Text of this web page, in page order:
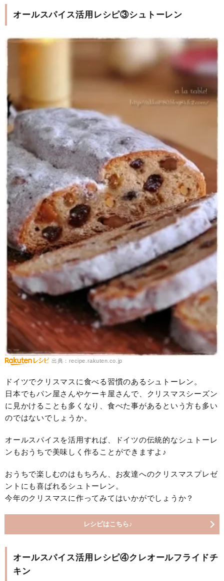
オールスパイス活用レシピ③シュトーレン
出典：recipe.rakuten.co.jp
ドイツでクリスマスに食べる習慣のあるシュトーレン。
日本でもパン屋さんやケーキ屋さんで、クリスマスシーズン
に見かけることも多くなり、食べた事があるという方も多い
のではないでしょうか。
オールスパイスを活用すれば、ドイツの伝統的なシュトーレ
ンもおうちで美味しく作ることができますよ♪
おうちで楽しむのはもちろん、お友達へのクリスマスプレゼ
ントにも喜ばれるシュトーレン。
今年のクリスマスに作ってみてはいかがでしょうか？
レシピはこちら♪
オールスパイス活用レシピ④クレオールフライドチ
キン